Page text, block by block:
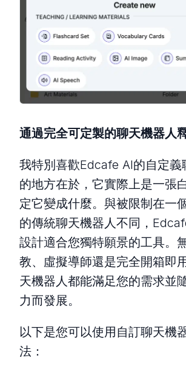
通過完全可定製的聊天機器人
我特別喜歡Edcafe AI的自定義
的地方在於，它實際上是一
定它變成什麼。與被限制在一
的傳統聊天機器人不同，
設計適合您獨特願景的工具。
教、虛擬導師還是完全開箱即
天機器人都能滿足您的需求並
力而發展。
以下是您可以使用自訂聊天機
法：